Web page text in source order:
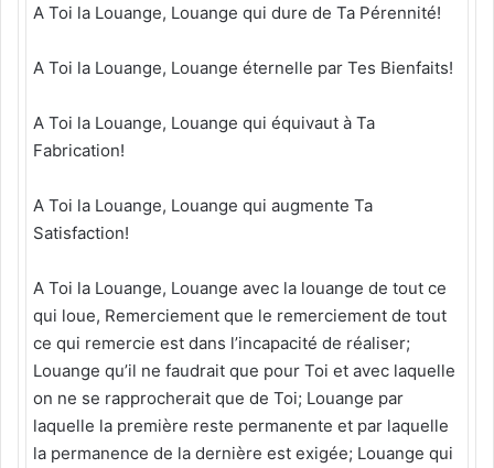
A Toi la Louange, Louange qui dure de Ta Pérennité!
A Toi la Louange, Louange éternelle par Tes Bienfaits!
A Toi la Louange, Louange qui équivaut à Ta
Fabrication!
A Toi la Louange, Louange qui augmente Ta
Satisfaction!
A Toi la Louange, Louange avec la louange de tout ce
qui loue, Remerciement que le remerciement de tout
ce qui remercie est dans l’incapacité de réaliser;
Louange qu’il ne faudrait que pour Toi et avec laquelle
on ne se rapprocherait que de Toi; Louange par
laquelle la première reste permanente et par laquelle
la permanence de la dernière est exigée; Louange qui